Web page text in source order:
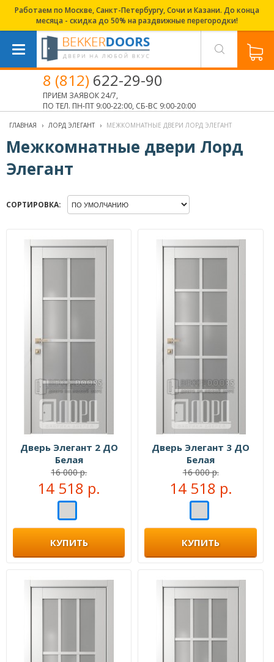
Работаем по Москве, Санкт-Петербургу, Сочи и Казани. До конца
месяца - скидка до 50% на раздвижные перегородки!
8 (812) 622-29-90
ПРИЕМ ЗАЯВОК 24/7,
ПО ТЕЛ. ПН-ПТ 9:00-22:00, СБ-ВС 9:00-20:00
ГЛАВНАЯ › ЛОРД ЭЛЕГАНТ › МЕЖКОМНАТНЫЕ ДВЕРИ ЛОРД ЭЛЕГАНТ
Межкомнатные двери Лорд
Элегант
СОРТИРОВКА:
Дверь Элегант 2 ДО
Белая
16 000 р.
14 518 р.
КУПИТЬ
Дверь Элегант 3 ДО
Белая
16 000 р.
14 518 р.
КУПИТЬ